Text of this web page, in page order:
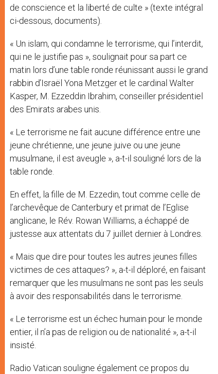
de conscience et la liberté de culte » (texte intégral
ci-dessous, documents).
« Un islam, qui condamne le terrorisme, qui l’interdit,
qui ne le justifie pas », soulignait pour sa part ce
matin lors d’une table ronde réunissant aussi le grand
rabbin d’Israël Yona Metzger et le cardinal Walter
Kasper, M. Ezzeddin Ibrahim, conseiller présidentiel
des Emirats arabes unis.
« Le terrorisme ne fait aucune différence entre une
jeune chrétienne, une jeune juive ou une jeune
musulmane, il est aveugle », a-t-il souligné lors de la
table ronde.
En effet, la fille de M. Ezzedin, tout comme celle de
l’archevêque de Canterbury et primat de l’Eglise
anglicane, le Rév. Rowan Williams, a échappé de
justesse aux attentats du 7 juillet dernier à Londres.
« Mais que dire pour toutes les autres jeunes filles
victimes de ces attaques? », a-t-il déploré, en faisant
remarquer que les musulmans ne sont pas les seuls
à avoir des responsabilités dans le terrorisme.
« Le terrorisme est un échec humain pour le monde
entier, il n’a pas de religion ou de nationalité », a-t-il
insisté.
Radio Vatican souligne également ce propos du